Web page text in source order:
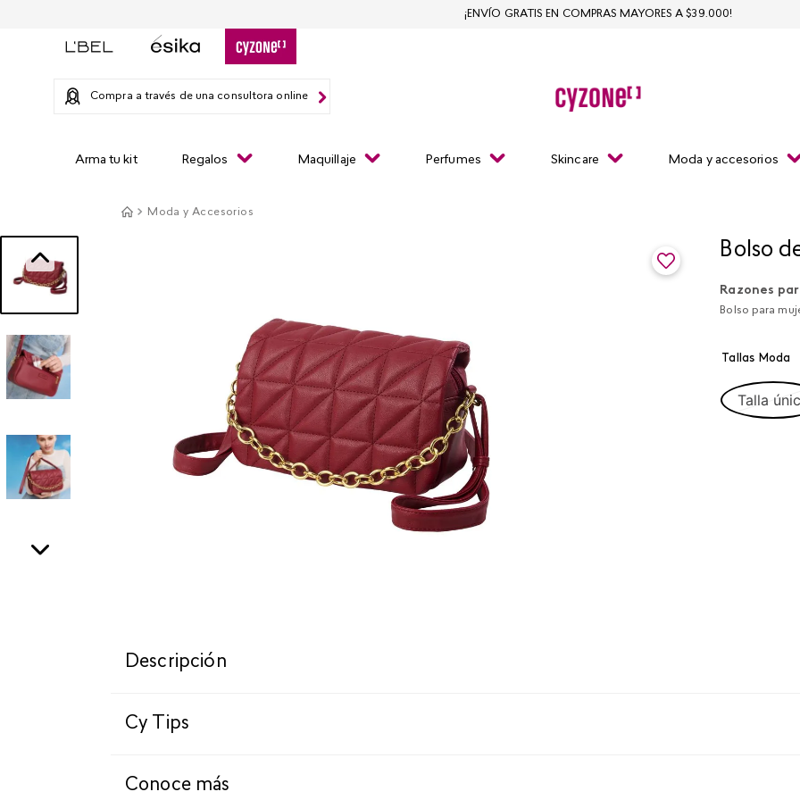
Compra a través de una consultora online
Arma tu kit Regalos Maquillaje Perfumes Skincare Moda y accesorios
¡ENVÍO GRATIS EN COMPRAS MAYORES A $39.000!
Moda y Accesorios
Bolso
Razones
Bolso para
Tallas Moda
Talla
Descripción
Cy Tips
Conoce más